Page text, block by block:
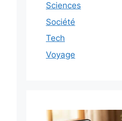
Sciences
Société
Tech
Voyage